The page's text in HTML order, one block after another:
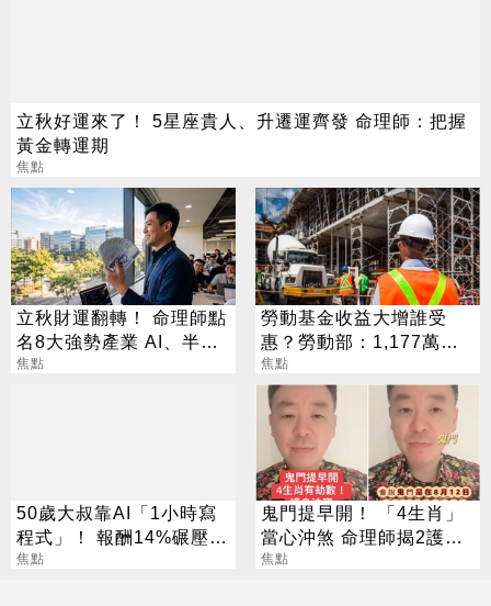
立秋好運來了！ 5星座貴人、升遷運齊發 命理師：把握
黃金轉運期
焦點
立秋財運翻轉！ 命理師點
名8大強勢產業 AI、半導
體成最強黑馬
焦點
勞動基金收益大增誰受
惠？勞動部：1,177萬勞
工都可分紅
焦點
50歲大叔靠AI「1小時寫
程式」！ 報酬14%碾壓標
普 直接辭職去炒股
焦點
鬼門提早開！ 「4生肖」
當心沖煞 命理師揭2護身
法寶
焦點